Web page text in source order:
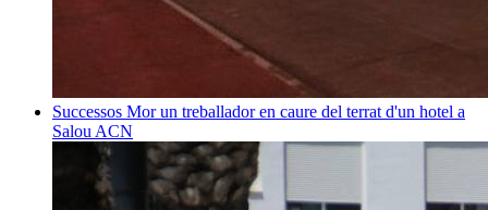
Successos Mor un treballador en caure del terrat d'un hotel a
Salou ACN